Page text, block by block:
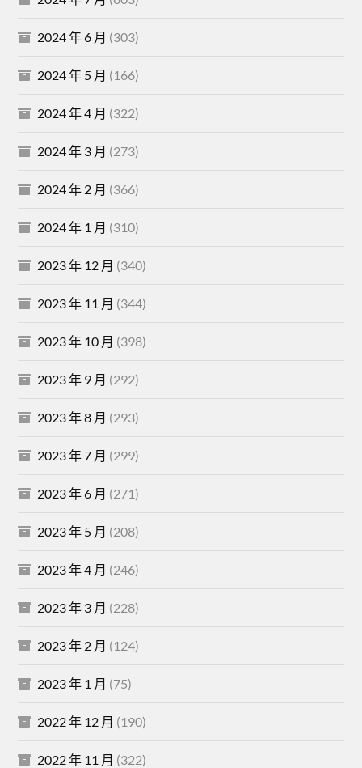
2024 年 6 月 (303)
2024 年 5 月 (166)
2024 年 4 月 (322)
2024 年 3 月 (273)
2024 年 2 月 (366)
2024 年 1 月 (310)
2023 年 12 月 (340)
2023 年 11 月 (344)
2023 年 10 月 (398)
2023 年 9 月 (292)
2023 年 8 月 (293)
2023 年 7 月 (299)
2023 年 6 月 (271)
2023 年 5 月 (208)
2023 年 4 月 (246)
2023 年 3 月 (228)
2023 年 2 月 (124)
2023 年 1 月 (75)
2022 年 12 月 (190)
2022 年 11 月 (322)